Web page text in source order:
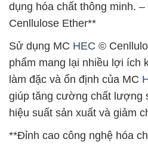
dụng hóa chất thông minh.
Cenllulose Ether**
Sử dụng MC HEC ©
phẩm mang lại nhiều lợi ích
làm đặc và ổn định của MC
giúp tăng cường chất lượng
hiệu suất sản xuất và giảm
**Đỉnh cao công nghệ hóa